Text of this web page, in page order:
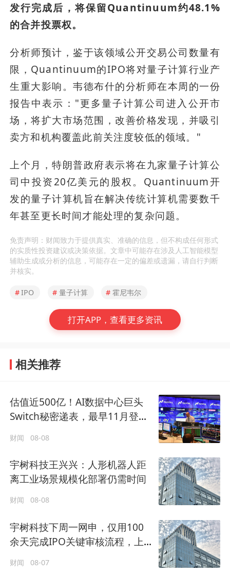
发行完成后，将保留Quantinuum约48.1%
的合并投票权。
分析师预计，鉴于该领域公开交易公司数量有
限，Quantinuum的IPO将对量子计算行业产
生重大影响。韦德布什的分析师在本周的一份
报告中表示："更多量子计算公司进入公开市
场，将扩大市场范围，改善价格发现，并吸引
卖方和机构覆盖此前关注度较低的领域。"
上个月，特朗普政府表示将在九家量子计算公
司中投资20亿美元的股权。Quantinuum开
发的量子计算机旨在解决传统计算机需要数千
年甚至更长时间才能处理的复杂问题。
免责声明：财闻致力于提供真实、准确的信息，但不构成任何形式
的实质性投资建议或决策依据。文章中可能存在涉及人工智能模型
辅助生成或分析的信息，可能存在一定的偏差或遗漏，请自行判断
并核实。
#IPO # 量子计算 # 霍尼韦尔
打开APP，查看更多资讯
相关推荐
估值近500亿！AI数据中心巨头
Switch秘密递表，最早11月登陆
财闻 08-08
宇树科技王兴兴：人形机器人距
离工业场景规模化部署仍需时间
财闻 08-08
宇树科技下周一网申，仅用100
余天完成IPO关键审核流程，上
财闻 08-07